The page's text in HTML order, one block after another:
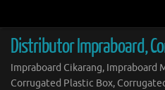
content
Distributor Impraboard,
Impraboard Cikarang, Impraboard
Corrugated Plastic Box,